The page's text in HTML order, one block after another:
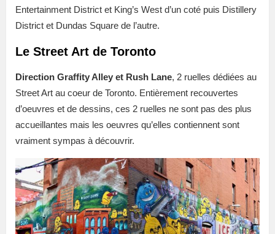
Entertainment District et King’s West d’un coté puis Distillery
District et Dundas Square de l’autre.
Le Street Art de Toronto
Direction Graffity Alley et Rush Lane, 2 ruelles dédiées au
Street Art au coeur de Toronto. Entièrement recouvertes
d’oeuvres et de dessins, ces 2 ruelles ne sont pas des plus
accueillantes mais les oeuvres qu’elles contiennent sont
vraiment sympas à découvrir.